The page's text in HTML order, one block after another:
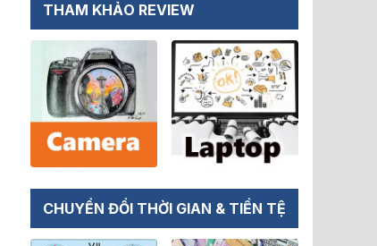
THAM KHẢO REVIEW
CHUYỂN ĐỔI THỜI GIAN & TIỀN TỆ